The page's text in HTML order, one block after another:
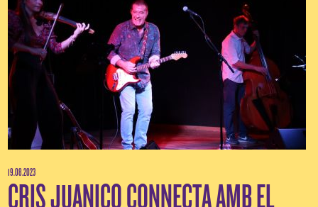
19.08.2023
CRIS JUANICO CONNECTA AMB EL